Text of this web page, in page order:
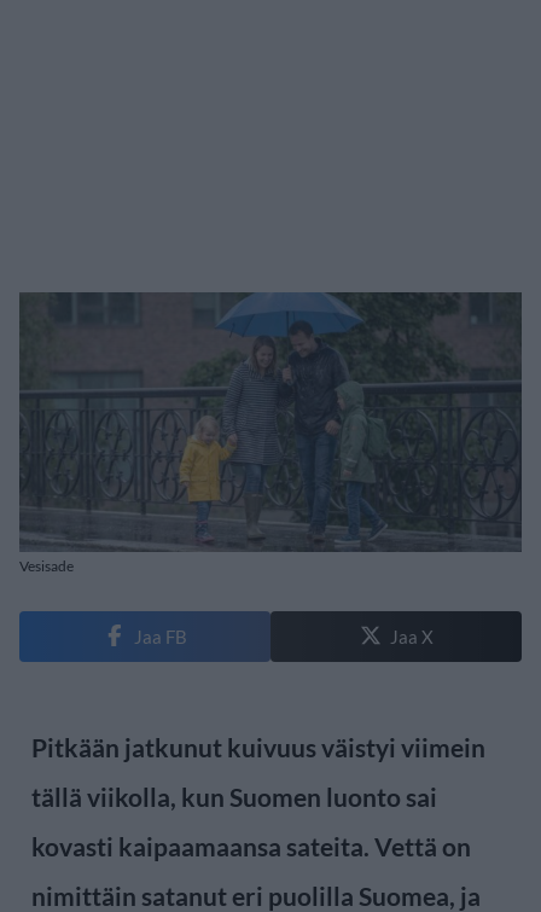
Vesisade
Jaa FB Jaa X
Pitkään jatkunut kuivuus väistyi viimein
tällä viikolla, kun Suomen luonto sai
kovasti kaipaamaansa sateita. Vettä on
nimittäin satanut eri puolilla Suomea, ja